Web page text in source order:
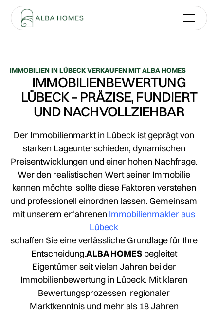
IMMOBILIEN IN LÜBECK VERKAUFEN MIT ALBA HOMES
IMMOBILIENBEWERTUNG
LÜBECK – PRÄZISE, FUNDIERT
UND NACHVOLLZIEHBAR
Der Immobilienmarkt in Lübeck ist geprägt von
starken Lageunterschieden, dynamischen
Preisentwicklungen und einer hohen Nachfrage.
Wer den realistischen Wert seiner Immobilie
kennen möchte, sollte diese Faktoren verstehen
und professionell einordnen lassen. Gemeinsam
mit unserem erfahrenen Immobilienmakler aus
Lübeck
schaffen Sie eine verlässliche Grundlage für Ihre
Entscheidung.ALBA HOMESbegleitet
Eigentümer seit vielen Jahren bei der
Immobilienbewertung in Lübeck. Mit klaren
Bewertungsprozessen, regionaler
Marktkenntnis und mehr als 18 Jahren